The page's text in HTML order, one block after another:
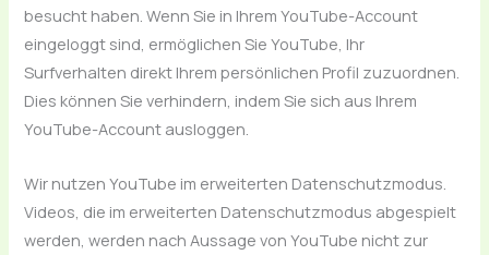
besucht haben. Wenn Sie in Ihrem YouTube-Account
eingeloggt sind, ermöglichen Sie YouTube, Ihr
Surfverhalten direkt Ihrem persönlichen Profil zuzuordnen.
Dies können Sie verhindern, indem Sie sich aus Ihrem
YouTube-Account ausloggen.
Wir nutzen YouTube im erweiterten Datenschutzmodus.
Videos, die im erweiterten Datenschutzmodus abgespielt
werden, werden nach Aussage von YouTube nicht zur